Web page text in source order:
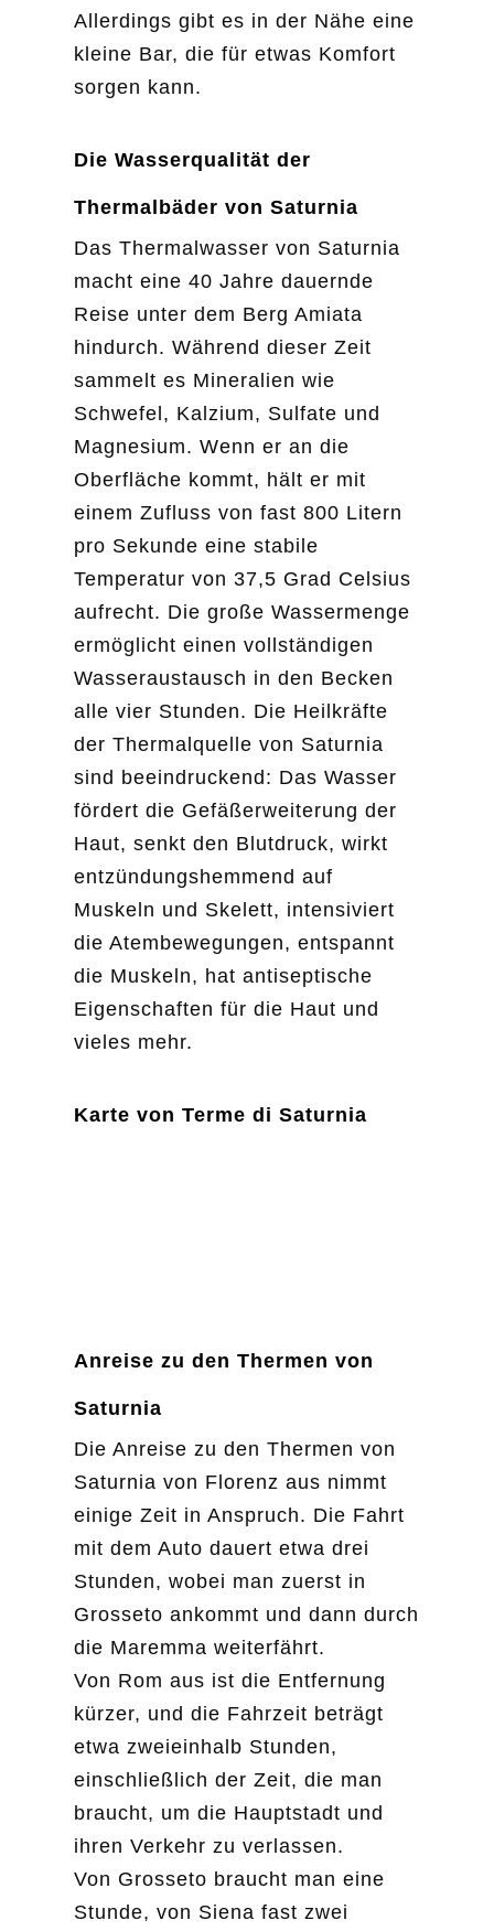
Allerdings gibt es in der Nähe eine
kleine Bar, die für etwas Komfort
sorgen kann.
Die Wasserqualität der
Thermalbäder von Saturnia
Das Thermalwasser von Saturnia
macht eine 40 Jahre dauernde
Reise unter dem Berg Amiata
hindurch. Während dieser Zeit
sammelt es Mineralien wie
Schwefel, Kalzium, Sulfate und
Magnesium. Wenn er an die
Oberfläche kommt, hält er mit
einem Zufluss von fast 800 Litern
pro Sekunde eine stabile
Temperatur von 37,5 Grad Celsius
aufrecht. Die große Wassermenge
ermöglicht einen vollständigen
Wasseraustausch in den Becken
alle vier Stunden. Die Heilkräfte
der Thermalquelle von Saturnia
sind beeindruckend: Das Wasser
fördert die Gefäßerweiterung der
Haut, senkt den Blutdruck, wirkt
entzündungshemmend auf
Muskeln und Skelett, intensiviert
die Atembewegungen, entspannt
die Muskeln, hat antiseptische
Eigenschaften für die Haut und
vieles mehr.
Karte von Terme di Saturnia
Anreise zu den Thermen von
Saturnia
Die Anreise zu den Thermen von
Saturnia von Florenz aus nimmt
einige Zeit in Anspruch. Die Fahrt
mit dem Auto dauert etwa drei
Stunden, wobei man zuerst in
Grosseto ankommt und dann durch
die Maremma weiterfährt.
Von Rom aus ist die Entfernung
kürzer, und die Fahrzeit beträgt
etwa zweieinhalb Stunden,
einschließlich der Zeit, die man
braucht, um die Hauptstadt und
ihren Verkehr zu verlassen.
Von Grosseto braucht man eine
Stunde, von Siena fast zwei